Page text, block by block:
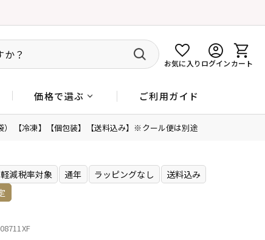
お気に入りログインカート
価格で選ぶ ご利用ガイド
【冷凍】【個包装】【送料込み】※クール便は別途
軽減税率対象 通年 ラッピングなし
送料込み
08711XF